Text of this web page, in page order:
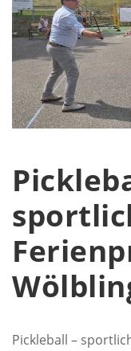
Pickleball –